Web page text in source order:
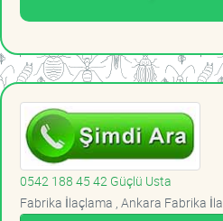
0542 188 45 42 Güçlü Usta
Fabrika İlaçlama , Ankara Fabrika